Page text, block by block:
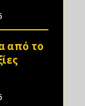
από το